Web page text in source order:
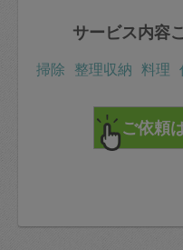
サービス内容
掃除 整理収納 料理